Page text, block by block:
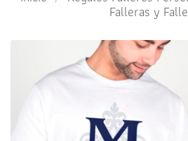
Falleras y